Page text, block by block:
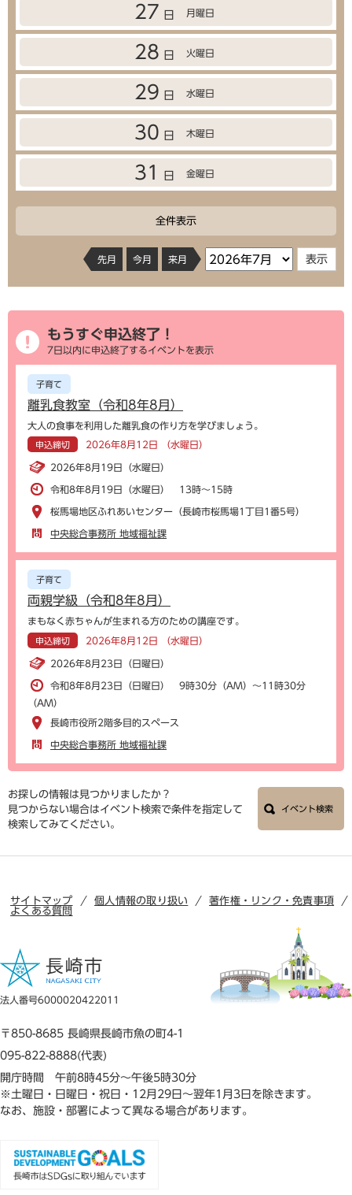
27 日 月曜日
28 日 火曜日
29 日 水曜日
30 日 木曜日
31 日 金曜日
全件表示
先月 今月 来月
もうすぐ申込終了！
7日以内に申込終了するイベントを表示
子育て
離乳食教室（令和8年8月）
大人の食事を利用した離乳食の作り方を学びましょう。
申込締切 2026年8月12日 （水曜日）
2026年8月19日（水曜日）
令和8年8月19日（水曜日） 13時～15時
桜馬場地区ふれあいセンター（長崎市桜馬場1丁目1番5号）
中央総合事務所 地域福祉課
子育て
両親学級（令和8年8月）
まもなく赤ちゃんが生まれる方のための講座です。
申込締切 2026年8月12日 （水曜日）
2026年8月23日（日曜日）
令和8年8月23日（日曜日） 9時30分（AM）～11時30分
（AM）
長崎市役所2階多目的スペース
中央総合事務所 地域福祉課
お探しの情報は見つかりましたか？
見つからない場合はイベント検索で条件を指定して
検索してみてください。
イベント検索
サイトマップ 個人情報の取り扱い
著作権・リンク・免責事項
よくある質問
法人番号6000020422011
〒850-8685 長崎県長崎市魚の町4-1
095-822-8888(代表)
開庁時間 午前8時45分～午後5時30分
※土曜日・日曜日・祝日・12月29日～翌年1月3日を除きます。
なお、施設・部署によって異なる場合があります。